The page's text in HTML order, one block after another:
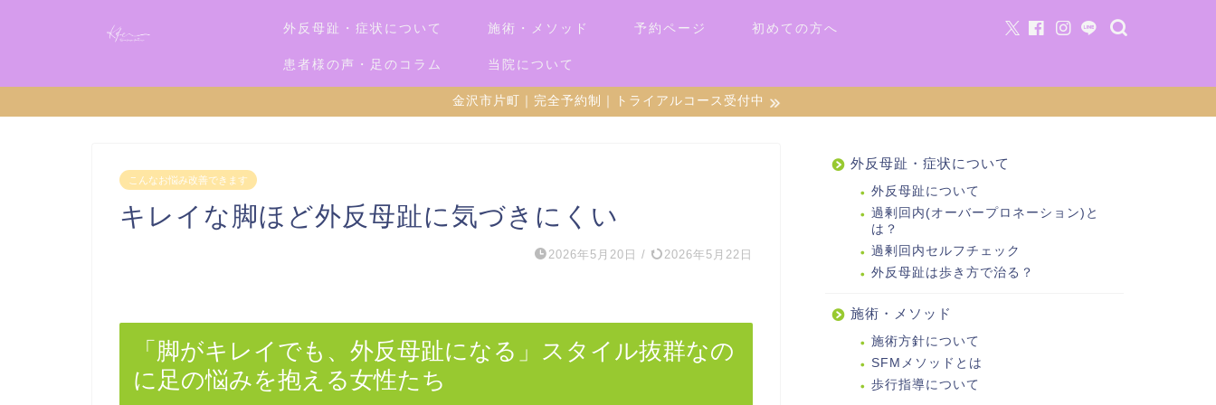
外反母趾・症状について 施術・メソッド 予約ページ 初めての方へ
患者様の声・足のコラム 当院について
金沢市片町｜完全予約制｜トライアルコース受付中
こんなお悩み改善できます
キレイな脚ほど外反母趾に気づきにくい
2026年5月20日 / 2026年5月22日
「脚がキレイでも、外反母趾になる」スタイル抜群なの
に足の悩みを抱える女性たち
外反母趾・症状について
外反母趾について
過剰回内(オーバープロネーション)と
は？
過剰回内セルフチェック
外反母趾は歩き方で治る？
施術・メソッド
施術方針について
SFMメソッドとは
歩行指導について